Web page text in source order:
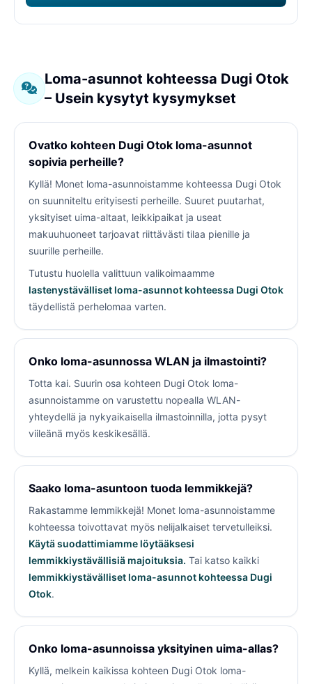
Loma-asunnot kohteessa Dugi Otok
– Usein kysytyt kysymykset
Ovatko kohteen Dugi Otok loma-asunnot
sopivia perheille?
Kyllä! Monet loma-asunnoistamme kohteessa Dugi Otok
on suunniteltu erityisesti perheille. Suuret puutarhat,
yksityiset uima-altaat, leikkipaikat ja useat
makuuhuoneet tarjoavat riittävästi tilaa pienille ja
suurille perheille.
Tutustu huolella valittuun valikoimaamme
lastenystävälliset loma-asunnot kohteessa Dugi Otok
täydellistä perhelomaa varten.
Onko loma-asunnossa WLAN ja ilmastointi?
Totta kai. Suurin osa kohteen Dugi Otok loma-
asunnoistamme on varustettu nopealla WLAN-
yhteydellä ja nykyaikaisella ilmastoinnilla, jotta pysyt
viileänä myös keskikesällä.
Saako loma-asuntoon tuoda lemmikkejä?
Rakastamme lemmikkejä! Monet loma-asunnoistamme
kohteessa toivottavat myös nelijalkaiset tervetulleiksi.
Käytä suodattimiamme löytääksesi
lemmikkiystävällisiä majoituksia. Tai katso kaikki
lemmikkiystävälliset loma-asunnot kohteessa Dugi
Otok.
Onko loma-asunnoissa yksityinen uima-allas?
Kyllä, melkein kaikissa kohteen Dugi Otok loma-